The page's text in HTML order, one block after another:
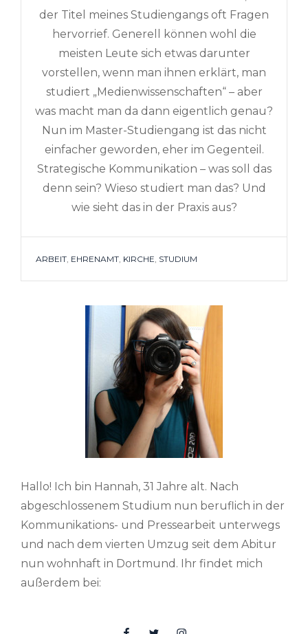
der Titel meines Studiengangs oft Fragen
hervorrief. Generell können wohl die
meisten Leute sich etwas darunter
vorstellen, wenn man ihnen erklärt, man
studiert „Medienwissenschaften“ – aber
was macht man da dann eigentlich genau?
Nun im Master-Studiengang ist das nicht
einfacher geworden, eher im Gegenteil.
Strategische Kommunikation – was soll das
denn sein? Wieso studiert man das? Und
wie sieht das in der Praxis aus?
TAGS
ARBEIT EHRENAMT KIRCHE STUDIUM
Hallo! Ich bin Hannah, 31 Jahre alt. Nach
abgeschlossenem Studium nun beruflich in der
Kommunikations- und Pressearbeit unterwegs
und nach dem vierten Umzug seit dem Abitur
nun wohnhaft in Dortmund. Ihr findet mich
außerdem bei: